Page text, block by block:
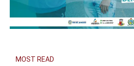
MOST READ